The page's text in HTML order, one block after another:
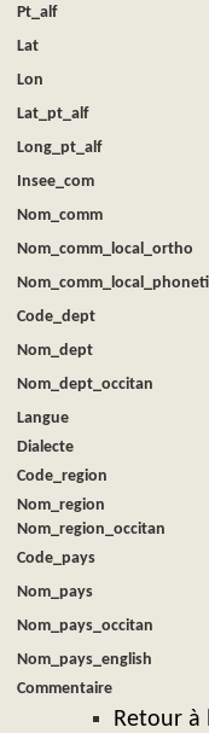
Pt_alf
Lat
Lon
Lat_pt_alf
Long_pt_alf
Insee_com
Nom_comm
Nom_comm_local_ortho
Code_dept
Nom_dept
Nom_dept_occitan
Langue
Dialecte
Code_region
Nom_region
Nom_region_occitan
Code_pays
Nom_pays
Nom_pays_occitan
Nom_pays_english
Commentaire
Retour à